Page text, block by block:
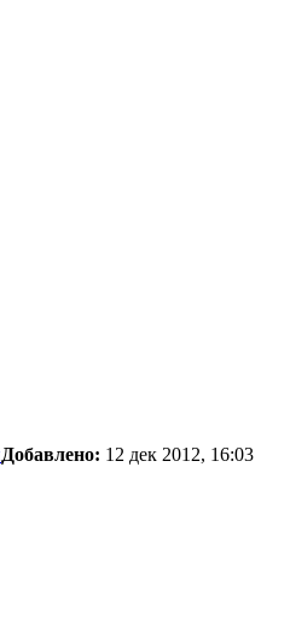
Добавлено: 12 дек 2012, 16:03